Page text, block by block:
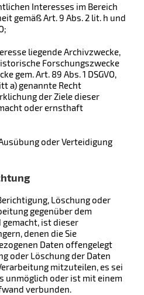
Interesses im Bereich
gemäß Art. 9 Abs. 2 lit. h und
liegende Archivzwecke,
Forschungszwecke
gem. Art. 89 Abs. 1 DSGVO,
a) genannte Recht
der Ziele dieser
oder ernsthaft
oder Verteidigung
Löschung oder
gegenüber dem
ist dieser
denen die Sie
Daten offengelegt
oder Löschung der Daten
mitzuteilen, es sei
unmöglich oder ist mit einem
verbunden.